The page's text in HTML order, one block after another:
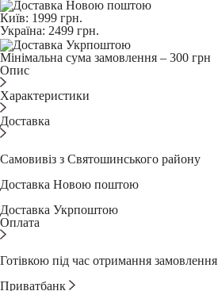
Київ: 1999 грн.
Україна: 2499 грн.
Мінімальна сума замовлення – 300 грн
Опис
Характеристики
Доставка
Самовивіз з Святошинського району
Доставка Новою поштою
Доставка Укрпоштою
Оплата
Готівкою під час отримання замовлення
Приватбанк